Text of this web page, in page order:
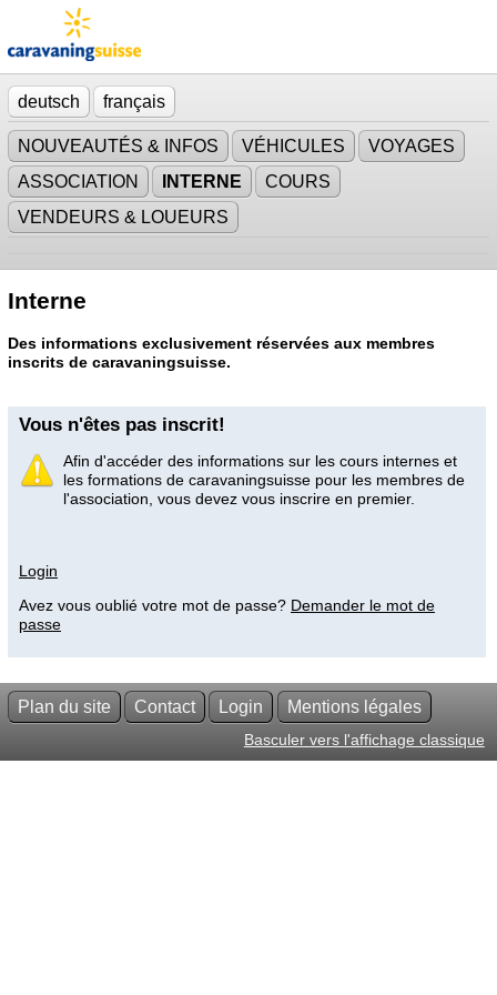
deutsch français
NOUVEAUTÉS & INFOS VÉHICULES
VOYAGES
ASSOCIATION
INTERNE
COURS
VENDEURS & LOUEURS
Interne
Des informations exclusivement réservées aux membres
inscrits de caravaningsuisse.
Vous n'êtes pas inscrit!
Afin d'accéder des informations sur les cours internes et
les formations de caravaningsuisse pour les membres de
l'association, vous devez vous inscrire en premier.
Login
Avez vous oublié votre mot de passe? Demander le mot de
passe
Plan du site Contact Login Mentions légales
Basculer vers l'affichage classique